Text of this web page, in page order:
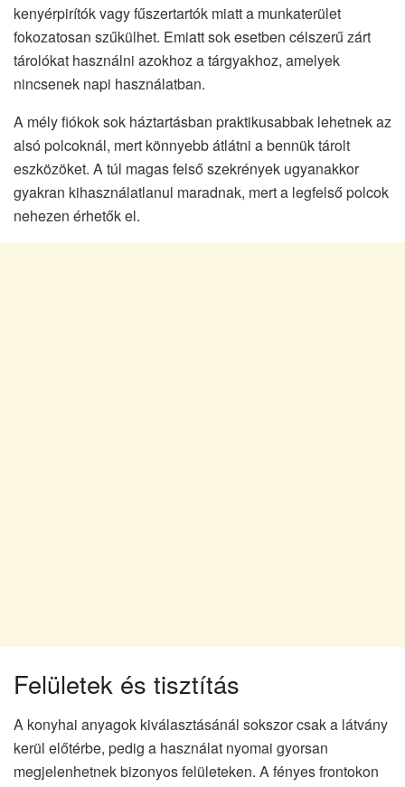
kenyérpirítók vagy fűszertartók miatt a munkaterület
fokozatosan szűkülhet. Emiatt sok esetben célszerű zárt
tárolókat használni azokhoz a tárgyakhoz, amelyek
nincsenek napi használatban.
A mély fiókok sok háztartásban praktikusabbak lehetnek az
alsó polcoknál, mert könnyebb átlátni a bennük tárolt
eszközöket. A túl magas felső szekrények ugyanakkor
gyakran kihasználatlanul maradnak, mert a legfelső polcok
nehezen érhetők el.
Felületek és tisztítás
A konyhai anyagok kiválasztásánál sokszor csak a látvány
kerül előtérbe, pedig a használat nyomai gyorsan
megjelenhetnek bizonyos felületeken. A fényes frontokon